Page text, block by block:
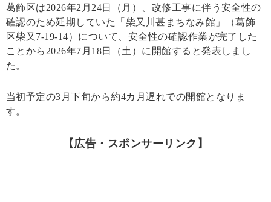
葛飾区は2026年2月24日（月）、改修工事に伴う安全性の
確認のため延期していた「柴又川甚まちなみ館」（葛飾
区柴又7-19-14）について、安全性の確認作業が完了した
ことから2026年7月18日（土）に開館すると発表しまし
た。
当初予定の3月下旬から約4カ月遅れでの開館となりま
す。
【広告・スポンサーリンク】